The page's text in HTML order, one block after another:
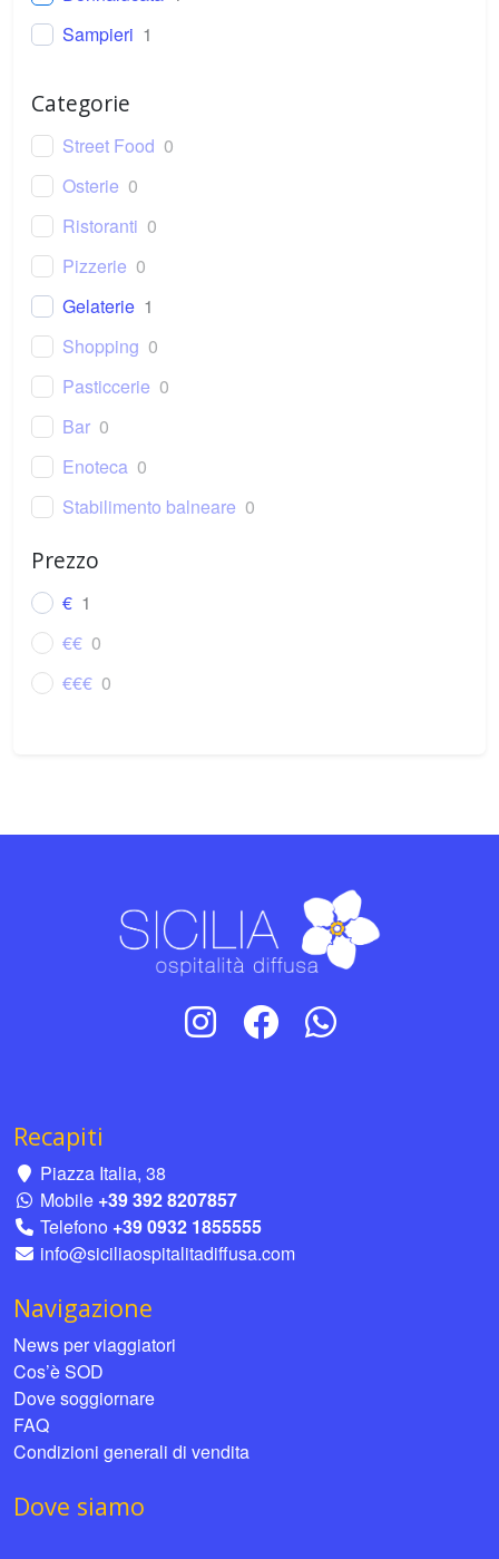
Sampieri 1
Categorie
Street Food 0
Osterie 0
Ristoranti 0
Pizzerie 0
Gelaterie 1
Shopping 0
Pasticcerie 0
Bar 0
Enoteca 0
Stabilimento balneare 0
Prezzo
€ 1
€€ 0
€€€ 0
Recapiti
Piazza Italia, 38
Mobile +39 392 8207857
Telefono +39 0932 1855555
info@siciliaospitalitadiffusa.com
Navigazione
News per viaggiatori
Cos’è SOD
Dove soggiornare
FAQ
Condizioni generali di vendita
Dove siamo